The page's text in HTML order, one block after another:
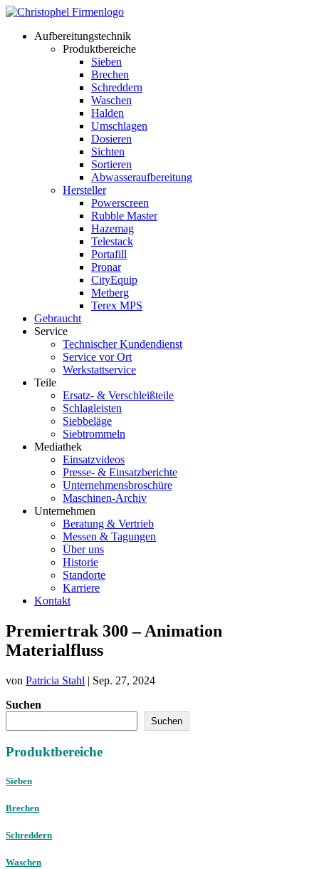
Aufbereitungstechnik
Produktbereiche
Sieben
Brechen
Schreddern
Waschen
Halden
Umschlagen
Dosieren
Sichten
Sortieren
Abwasseraufbereitung
Hersteller
Powerscreen
Rubble Master
Hazemag
Telestack
Portafill
Pronar
CityEquip
Metberg
Terex MPS
Gebraucht
Service
Technischer Kundendienst
Service vor Ort
Werkstattservice
Teile
Ersatz- & Verschleißteile
Schlagleisten
Siebbeläge
Siebtrommeln
Mediathek
Einsatzvideos
Presse- & Einsatzberichte
Unternehmensbroschüre
Maschinen-Archiv
Unternehmen
Beratung & Vertrieb
Messen & Tagungen
Über uns
Historie
Standorte
Karriere
Kontakt
Premiertrak 300 – Animation
Materialfluss
von Patricia Stahl | Sep. 27, 2024
Suchen
Suchen
Produktbereiche
Sieben
Brechen
Schreddern
Waschen